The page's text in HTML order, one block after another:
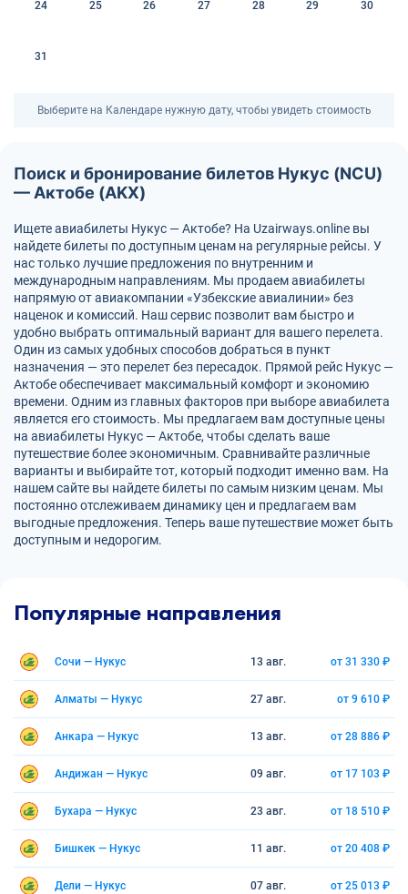
24 25 26 27 28 29 30
31
Выберите на Календаре нужную дату, чтобы увидеть стоимость
Поиск и бронирование билетов Нукус (NCU)
— Актобе (AKX)
Ищете авиабилеты Нукус — Актобе? На Uzairways.online вы
найдете билеты по доступным ценам на регулярные рейсы. У
нас только лучшие предложения по внутренним и
международным направлениям. Мы продаем авиабилеты
напрямую от авиакомпании «Узбекские авиалинии» без
наценок и комиссий. Наш сервис позволит вам быстро и
удобно выбрать оптимальный вариант для вашего перелета.
Один из самых удобных способов добраться в пункт
назначения — это перелет без пересадок. Прямой рейс Нукус —
Актобе обеспечивает максимальный комфорт и экономию
времени. Одним из главных факторов при выборе авиабилета
является его стоимость. Мы предлагаем вам доступные цены
на авиабилеты Нукус — Актобе, чтобы сделать ваше
путешествие более экономичным. Сравнивайте различные
варианты и выбирайте тот, который подходит именно вам. На
нашем сайте вы найдете билеты по самым низким ценам. Мы
постоянно отслеживаем динамику цен и предлагаем вам
выгодные предложения. Теперь ваше путешествие может быть
доступным и недорогим.
Популярные направления
Сочи — Нукус 13 авг. от 31 330 ₽
Алматы — Нукус 27 авг. от 9 610 ₽
Анкара — Нукус 13 авг. от 28 886 ₽
Андижан — Нукус 09 авг. от 17 103 ₽
Бухара — Нукус 23 авг. от 18 510 ₽
Бишкек — Нукус 11 авг. от 20 408 ₽
Дели — Нукус 07 авг. от 25 013 ₽